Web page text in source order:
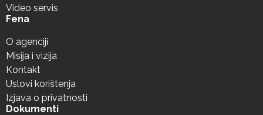
Video servis
Fena
O agenciji
Misija i vizija
Kontakt
Uslovi korištenja
Izjava o privatnosti
Dokumenti